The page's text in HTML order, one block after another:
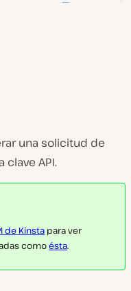
una solicitud de
clave API.
de Kinsta para ver
comoésta.